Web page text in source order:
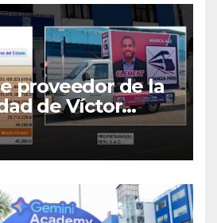
proveedor de la
de Víctor
con publicidad
de León